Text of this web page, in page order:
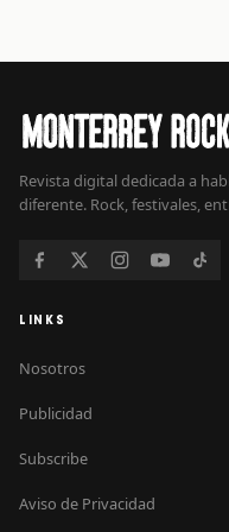
Revista digital dedicada a
diferente. Rock, festivales,
LINKS
Nosotros
Publicidad
Subscribe
Aviso de Privacidad